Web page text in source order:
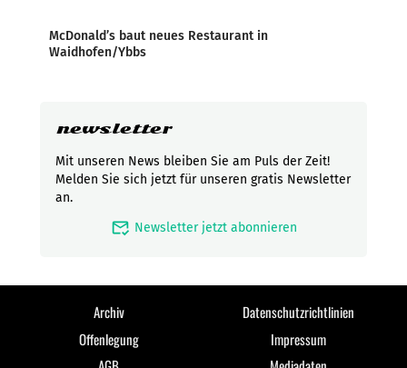
McDonald’s baut neues Restaurant in
Waidhofen/Ybbs
newsletter
Mit unseren News bleiben Sie am Puls der Zeit!
Melden Sie sich jetzt für unseren gratis Newsletter
an.
mark_email_read Newsletter jetzt abonnieren
Archiv
Datenschutzrichtlinien
Offenlegung
Impressum